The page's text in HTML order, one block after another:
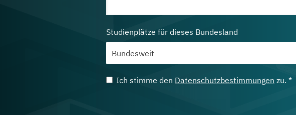
Studienplätze für dieses Bundesland
Ich stimme den Datenschutzbestimmungen zu. *